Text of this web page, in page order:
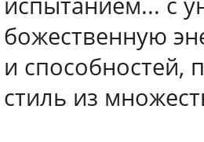
божественную
и способностей,
стиль из